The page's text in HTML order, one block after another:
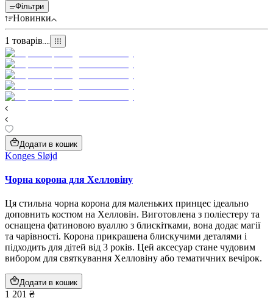
Фільтри
Новинки
1 товарів
Додати в кошик
Konges Sløjd
Чорна корона для Хелловіну
Ця стильна чорна корона для маленьких принцес ідеально
доповнить костюм на Хелловін. Виготовлена з поліестеру та
оснащена фатиновою вуаллю з блискітками, вона додає магії
та чарівності. Корона прикрашена блискучими деталями і
підходить для дітей від 3 років. Цей аксесуар стане чудовим
вибором для святкування Хелловіну або тематичних вечірок.
Додати в кошик
1 201 ₴